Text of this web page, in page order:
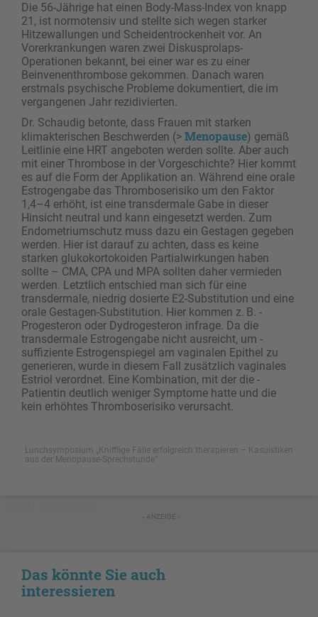
Die 56-Jährige hat einen Body-Mass-Index von knapp
21, ist ­normotensiv und stellte sich wegen starker
Hitzewallungen und Scheidentrockenheit vor. An
Vorerkrankungen waren zwei Diskusprolaps-
Operationen bekannt, bei einer war es zu einer
Beinvenenthrombose gekommen. Danach waren
erstmals psychische Probleme dokumentiert, die im
vergangenen Jahr rezidivierten.
Dr. Schaudig betonte, dass Frauen mit starken
klimakterischen Beschwerden (> Menopause) gemäß
Leitlinie eine HRT angeboten werden sollte. Aber auch
mit einer Thrombose in der Vorgeschichte? Hier kommt
es auf die Form der Applikation an. Während eine orale
­Estrogengabe das Thromboserisiko um den Faktor
1,4–4 erhöht, ist eine transdermale Gabe in dieser
Hinsicht neutral und kann eingesetzt werden. Zum
Endometriumschutz muss dazu ein Gestagen gegeben
werden. Hier ist darauf zu achten, dass es keine
starken glukokortokoiden Partialwirkungen haben
sollte – CMA, CPA und MPA sollten daher vermieden
werden. Letztlich entschied man sich für eine
transdermale, niedrig dosierte E2-Substitution und eine
orale Gestagen-Substitution. Hier kommen z. B. ­
Progesteron oder Dydrogesteron infrage. Da die
transdermale Estrogengabe nicht ausreicht, um ­
suffiziente Estrogenspiegel am vaginalen Epithel zu
generieren, wurde in diesem Fall zusätzlich vaginales
Estriol verordnet. Eine Kombination, mit der die ­
Patientin deutlich weniger Symptome hatte und die
kein erhöhtes Thromboserisiko verursacht.
Lunchsymposium „Knifflige Fälle erfolgreich therapieren – ­Kasuistiken
aus der Menopause-Sprechstunde“
- ANZEIGE -
Das könnte Sie auch
interessieren